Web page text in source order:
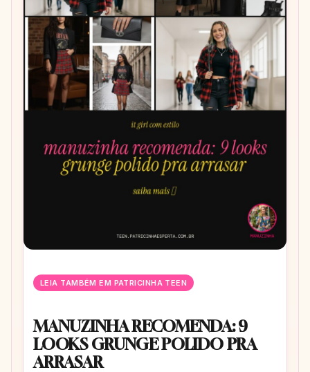
LEIA TAMBÉM EM PATRICINHA TEEN
MANUZINHA RECOMENDA: 9
LOOKS GRUNGE POLIDO PRA
ARRASAR